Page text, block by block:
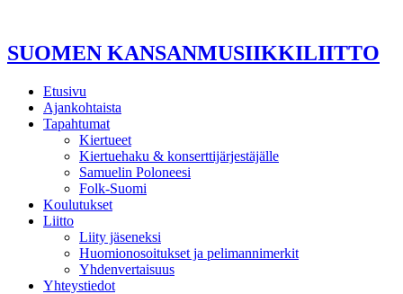
SUOMEN KANSANMUSIIKKILIITTO
Etusivu
Ajankohtaista
Tapahtumat
Kiertueet
Kiertuehaku & konserttijärjestäjälle
Samuelin Poloneesi
Folk-Suomi
Koulutukset
Liitto
Liity jäseneksi
Huomionosoitukset ja pelimannimerkit
Yhdenvertaisuus
Yhteystiedot